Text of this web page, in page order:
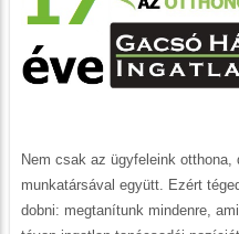
Nem csak az ügyfeleink
munkatársával együtt. Ezért
dobni: megtanítunk mindenre,